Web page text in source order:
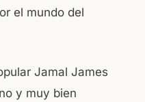
el mundo del
Jamal James
y muy bien